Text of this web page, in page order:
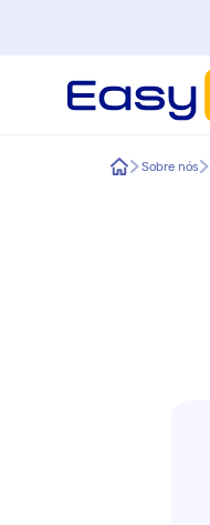
Easy8Sobre nós